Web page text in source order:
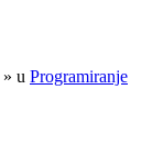
» u Programiranje